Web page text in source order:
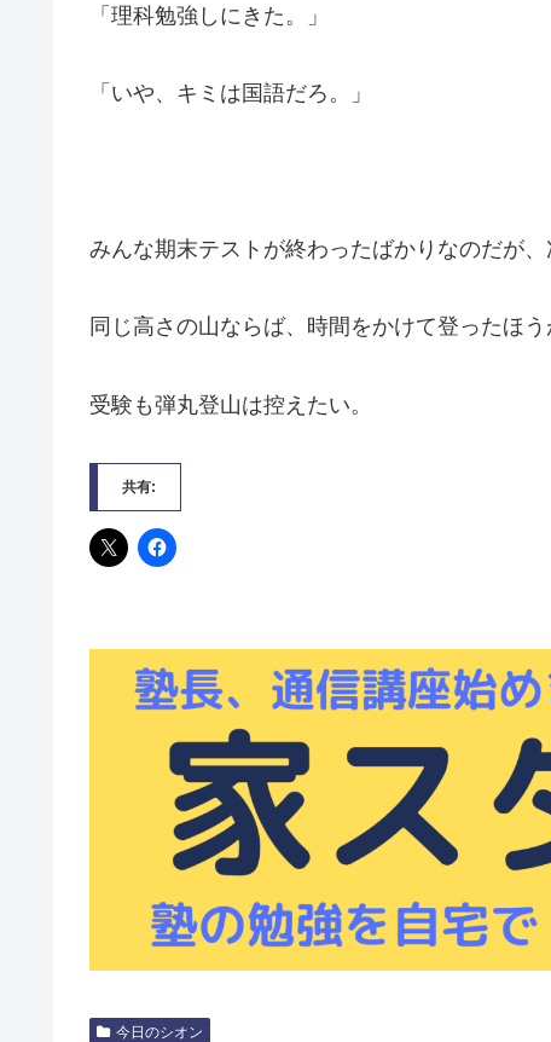
「理科勉強しにきた。」
「いや、キミは国語だろ。」
みんな期末テストが終わったばかりなのだが
同じ高さの山ならば、時間をかけて登ったほう
受験も弾丸登山は控えたい。
共有:
今日のシオン